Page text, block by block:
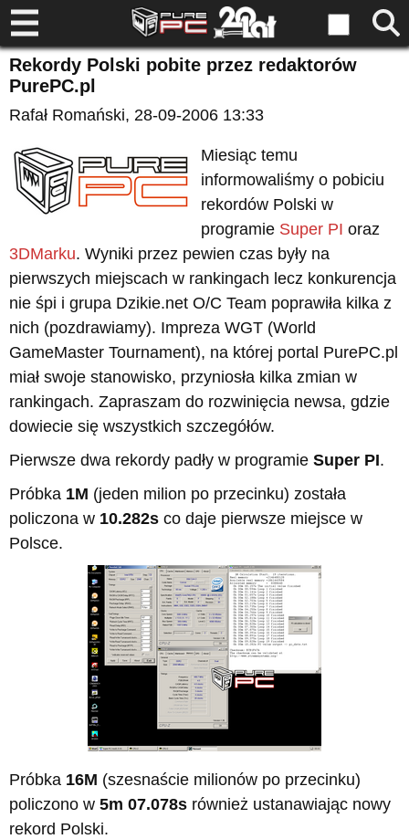
Rekordy Polski pobite przez redaktorów
PurePC.pl
Rafał Romański, 28-09-2006 13:33
Miesiąc temu
informowaliśmy o pobiciu
rekordów Polski w
programie Super PI oraz
3DMarku. Wyniki przez pewien czas były na
pierwszych miejscach w rankingach lecz konkurencja
nie śpi i grupa Dzikie.net O/C Team poprawiła kilka z
nich (pozdrawiamy). Impreza WGT (World
GameMaster Tournament), na której portal PurePC.pl
miał swoje stanowisko, przyniosła kilka zmian w
rankingach. Zapraszam do rozwinięcia newsa, gdzie
dowiecie się wszystkich szczegółów.
Pierwsze dwa rekordy padły w programie Super PI.
Próbka 1M (jeden milion po przecinku) została
policzona w 10.282s co daje pierwsze miejsce w
Polsce.
Próbka 16M (szesnaście milionów po przecinku)
policzono w 5m 07.078s również ustanawiając nowy
rekord Polski.